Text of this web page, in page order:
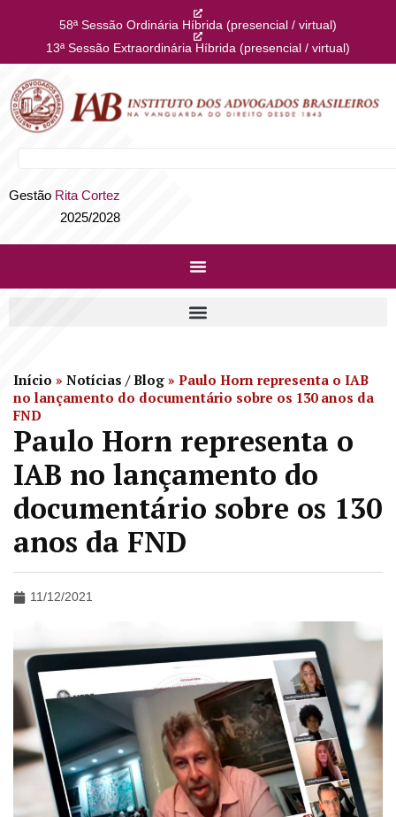
58ª Sessão Ordinária Híbrida (presencial / virtual)
13ª Sessão Extraordinária Híbrida (presencial / virtual)
Gestão Rita Cortez
2025/2028
Início » Notícias / Blog » Paulo Horn representa o IAB
no lançamento do documentário sobre os 130 anos da
FND
Paulo Horn representa o
IAB no lançamento do
documentário sobre os 130
anos da FND
11/12/2021